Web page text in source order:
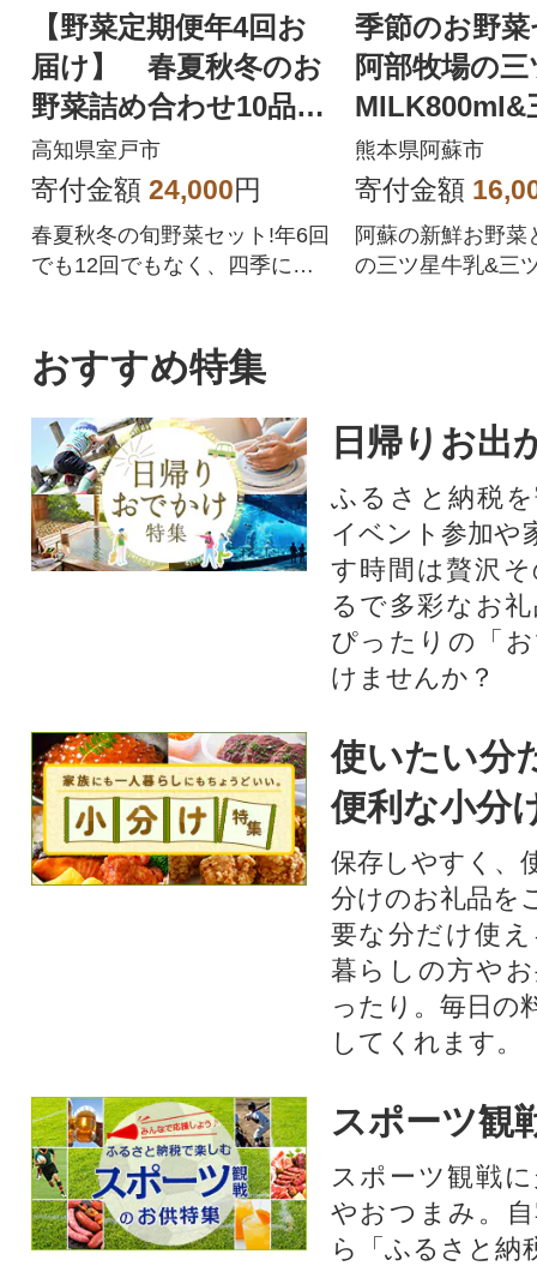
【野菜定期便年4回お
届け】 春夏秋冬のお
野菜詰め合わせ10品
レシピ付き春夏秋冬の
野菜セット
高知県室戸市
寄付金額 24,000円
春夏秋冬の旬野菜セット!年6回
でも12回でもなく、四季に合
マト)、なす、さつま芋(さつま
いも)、大根、じゃがいも、人
参(ニンジン)、キャベツ、白菜
などを野菜詰め合わせ!野菜ジ
ュース・野菜スープなど野菜
中心の生活に、アウトドア、
キャンプなどのBBQ(バーベキ
ュー)にもご活用いただけま
季節のお野
阿部牧場の
MILK800ml&
むヨーグル
ット
熊本県阿蘇市
寄付金額
阿蘇の新鮮お野菜
の三ツ星牛乳&三
おすすめ特集
日帰りお出
ふるさと納税
イベント参加や
す時間は贅沢
るで多彩なお
ぴったりの「
けませんか？
使いたい分
便利な小分
保存しやすく、
分けのお礼品を
要な分だけ使
暮らしの方や
ったり。毎日の
してくれます。
スポーツ観
スポーツ観戦
やおつまみ。
ら「ふるさと納